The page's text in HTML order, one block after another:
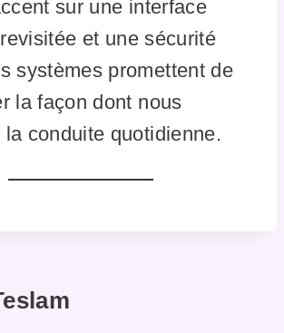
sur une interface
et une sécurité
systèmes promettent de
la façon dont nous
la conduite quotidienne.